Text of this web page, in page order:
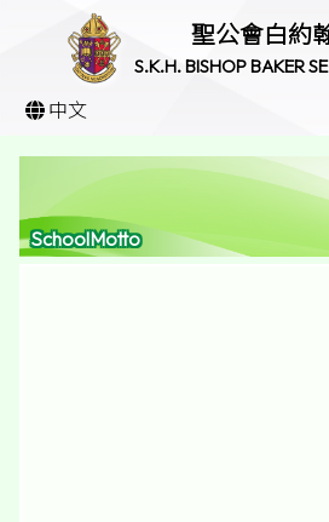
聖公會白約
S.K.H. BISHOP BAKER
中文
SchoolMotto